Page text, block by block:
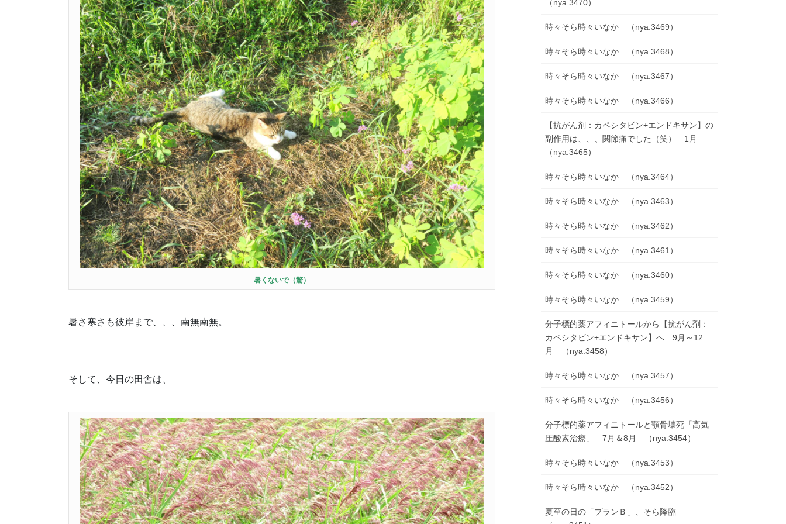
暑くないで（驚）
暑さ寒さも彼岸まで、、、南無南無。
そして、今日の田舎は、
（nya.3470）
時々そら時々いなか （nya.3469）
時々そら時々いなか （nya.3468）
時々そら時々いなか （nya.3467）
時々そら時々いなか （nya.3466）
【抗がん剤：カペシタビン+エンドキサン】の
副作用は、、、関節痛でした（笑） 1月
（nya.3465）
時々そら時々いなか （nya.3464）
時々そら時々いなか （nya.3463）
時々そら時々いなか （nya.3462）
時々そら時々いなか （nya.3461）
時々そら時々いなか （nya.3460）
時々そら時々いなか （nya.3459）
分子標的薬アフィニトールから【抗がん剤：
カペシタビン+エンドキサン】へ 9月～12
月 （nya.3458）
時々そら時々いなか （nya.3457）
時々そら時々いなか （nya.3456）
分子標的薬アフィニトールと顎骨壊死「高気
圧酸素治療」 7月＆8月 （nya.3454）
時々そら時々いなか （nya.3453）
時々そら時々いなか （nya.3452）
夏至の日の「プランＢ」、そら降臨